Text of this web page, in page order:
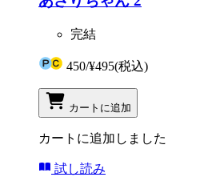
完結
450/¥495(税込)
カートに追加
カートに追加しました
試し読み